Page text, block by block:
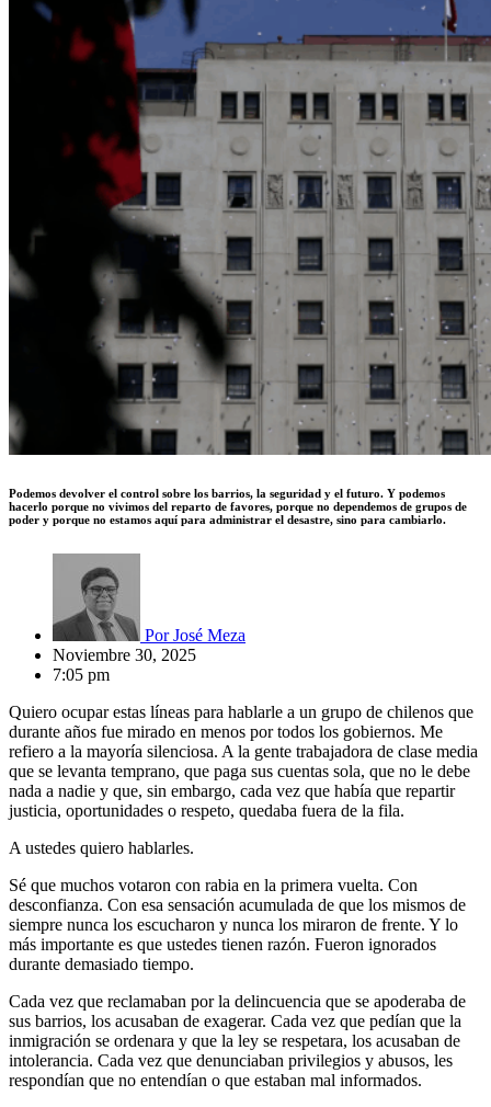
Podemos devolver el control sobre los barrios, la seguridad y el futuro. Y podemos
hacerlo porque no vivimos del reparto de favores, porque no dependemos de grupos de
poder y porque no estamos aquí para administrar el desastre, sino para cambiarlo.
PorJosé Meza
Noviembre 30, 2025
7:05 pm
Quiero ocupar estas líneas para hablarle a un grupo de chilenos que
durante años fue mirado en menos por todos los gobiernos. Me
refiero a la mayoría silenciosa. A la gente trabajadora de clase media
que se levanta temprano, que paga sus cuentas sola, que no le debe
nada a nadie y que, sin embargo, cada vez que había que repartir
justicia, oportunidades o respeto, quedaba fuera de la fila.
A ustedes quiero hablarles.
Sé que muchos votaron con rabia en la primera vuelta. Con
desconfianza. Con esa sensación acumulada de que los mismos de
siempre nunca los escucharon y nunca los miraron de frente. Y lo
más importante es que ustedes tienen razón. Fueron ignorados
durante demasiado tiempo.
Cada vez que reclamaban por la delincuencia que se apoderaba de
sus barrios, los acusaban de exagerar. Cada vez que pedían que la
inmigración se ordenara y que la ley se respetara, los acusaban de
intolerancia. Cada vez que denunciaban privilegios y abusos, les
respondían que no entendían o que estaban mal informados.